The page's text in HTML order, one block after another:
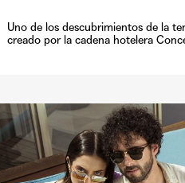
Uno de los descubrimientos de la
creado por la cadena hotelera